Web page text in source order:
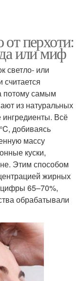
в устранении
от перхоти
от перхоти
для волос
перхоти:
или миф
светло- или
потому самым
из натуральных
ингредиенты. Всё
добиваясь
массу
куски,
Этим способом
жирных
цифры 65–70%,
обрабатывали